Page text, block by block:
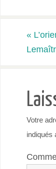
«
Votre
indiqués